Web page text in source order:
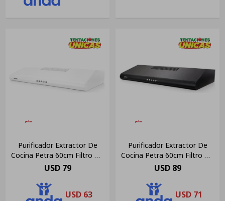
Purificador Extractor De
Cocina Petra 60cm Filtro De
Carbón Blanco
USD 79
USD 63
Purificador Extractor De
Cocina Petra 60cm Filtro De
Carbón Negro
USD 89
USD 71